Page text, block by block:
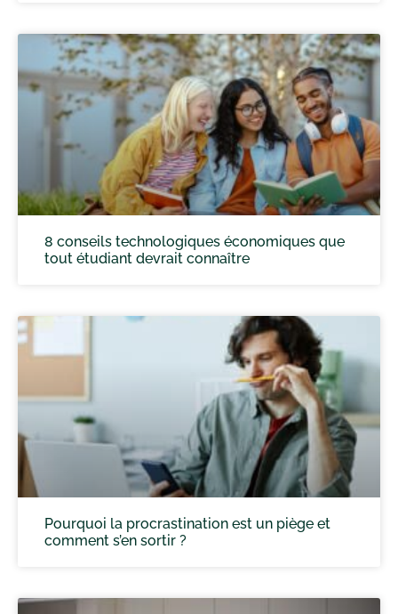
8 conseils technologiques économiques que
tout étudiant devrait connaître
Pourquoi la procrastination est un piège et
comment s’en sortir ?